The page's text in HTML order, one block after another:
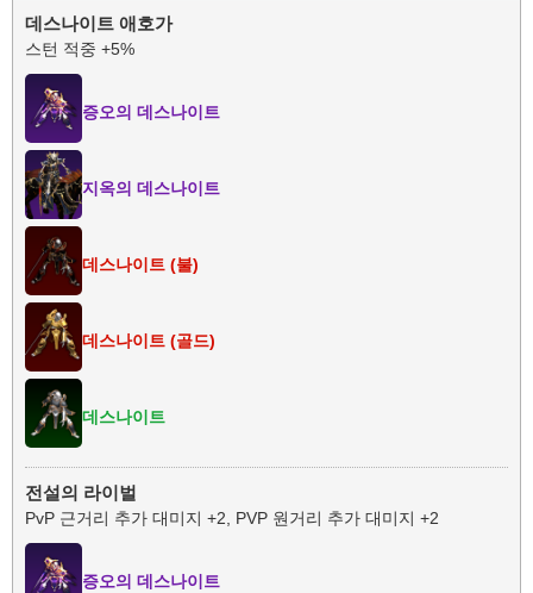
데스나이트 애호가
스턴 적중 +5%
증오의 데스나이트
지옥의 데스나이트
데스나이트 (불)
데스나이트 (골드)
데스나이트
전설의 라이벌
PvP 근거리 추가 대미지 +2, PVP 원거리 추가 대미지 +2
증오의 데스나이트